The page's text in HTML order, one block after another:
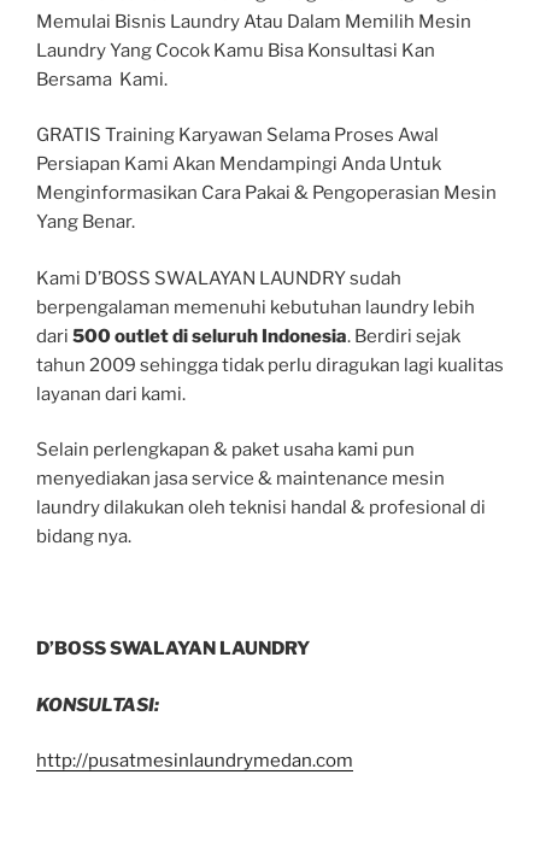
Memulai Bisnis Laundry Atau Dalam Memilih Mesin
Laundry Yang Cocok Kamu Bisa Konsultasi Kan
Bersama Kami.
GRATIS Training Karyawan Selama Proses Awal
Persiapan Kami Akan Mendampingi Anda Untuk
Menginformasikan Cara Pakai & Pengoperasian Mesin
Yang Benar.
Kami D’BOSS SWALAYAN LAUNDRY sudah
berpengalaman memenuhi kebutuhan laundry lebih
dari 500 outletdi seluruh Indonesia. Berdiri sejak
tahun 2009 sehingga tidak perlu diragukan lagi kualitas
layanan dari kami.
Selain perlengkapan & paket usaha kami pun
menyediakan jasa service & maintenance mesin
laundry dilakukan oleh teknisi handal & profesional di
bidang nya.
D’BOSS SWALAYAN LAUNDRY
KONSULTASI:
http://pusatmesinlaundrymedan.com